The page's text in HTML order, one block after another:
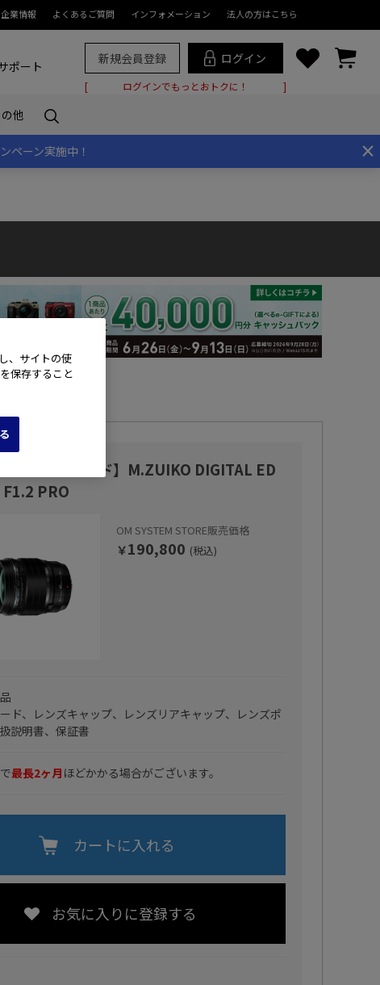
企業情報 よくあるご質問 インフォメーション 法人の方はこちら
ポート 新規会員登録 ログイン
ログインでもっとおトクに！
他
×
ペーン実施中！
SYSTEMブランド】M.ZUIKO DIGITAL ED
PRO
OM SYSTEM STORE販売価格
￥190,800 (税込)
ド、レンズキャップ、レンズリアキャップ、レンズポ
説明書、保証書
最長2ヶ月 ほどかかる場合がございます。
カートに入れる
お気に入りに登録する
、サイトの使
保存すること